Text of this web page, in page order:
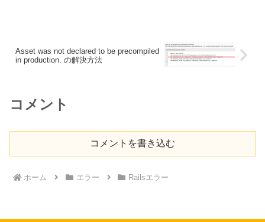
Asset was not declared to be precompiled
in production. の解決方法
コメント
コメントを書き込む
ホーム エラー Railsエラー